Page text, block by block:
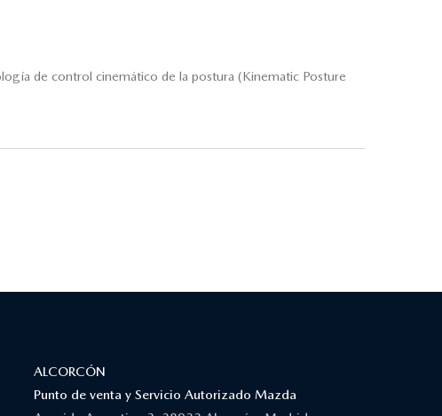
de control cinemático de la postura (Kinematic Posture
ALCORCÓN
Punto de venta y Servicio Autorizado Mazda